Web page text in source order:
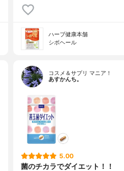
ハーブ健康本舗
シボヘール
コスメ＆サプリ マニア！
あすかんち。
5.00
菌のチカラでダイエット！！